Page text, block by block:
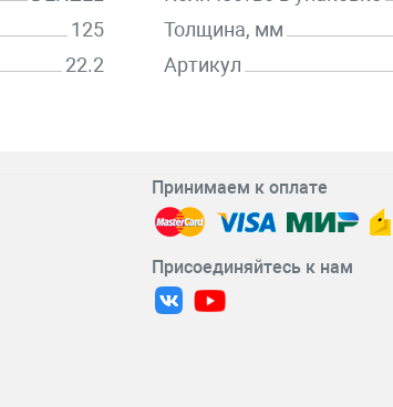
125
22.2
Толщина, мм
Артикул
Принимаем к оплате
Присоединяйтесь к нам